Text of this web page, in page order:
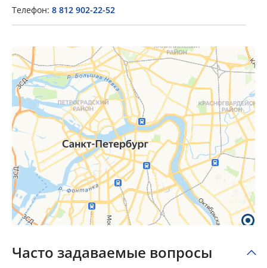
Телефон: 8 812 902-22-52
Часто задаваемые вопросы